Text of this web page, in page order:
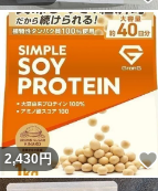
2,430円